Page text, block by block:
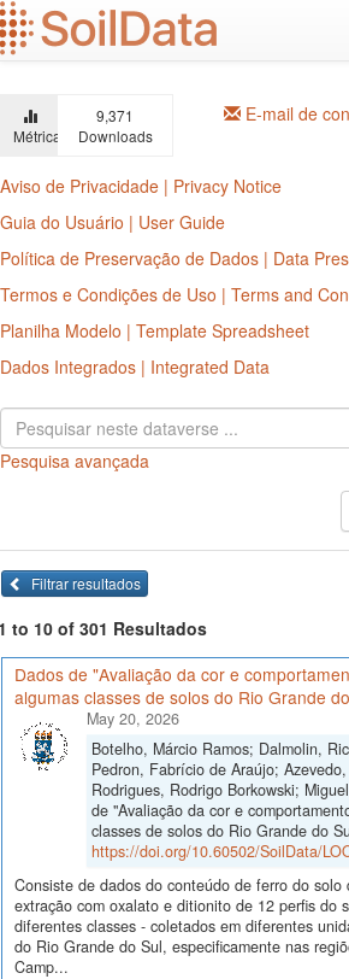
Ir
para
o
principal
Métricas
9,371
Downloads
E-mail de
Aviso de Privacidade | Privacy Notice
Guia do Usuário | User Guide
Política de Preservação de Dados | Data
Termos e Condições de Uso | Terms and
Planilha Modelo | Template Spreadsheet
Dados Integrados | Integrated Data
Pesquisa avançada
Filtrar resultados
to 10 of 301 Resultados
Dados de "Avaliação da cor e
algumas classes de solos do Rio Grande
May 20, 2026
Botelho, Márcio Ramos; Dalmolin,
Pedron, Fabrício de Araújo;
Rodrigues, Rodrigo Borkowski;
de "Avaliação da cor e
classes de solos do Rio Grande do
https://doi.org/10.60502/SoilData/
Consiste de dados do conteúdo de ferro do solo
extração com oxalato e ditionito de 12 perfis do
diferentes classes - coletados em diferentes
do Rio Grande do Sul, especificamente nas
Camp...